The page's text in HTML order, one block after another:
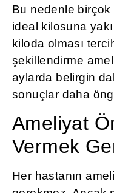
Bu nedenle birçok
ideal kilosuna
kiloda olması
şekillendirme
aylarda belirgin
sonuçlar daha
Ameliyat
Vermek
Her hastanın